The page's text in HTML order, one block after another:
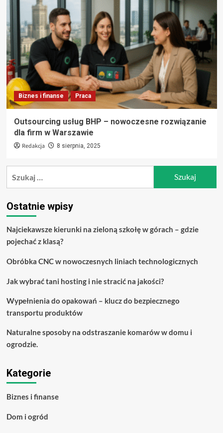
Biznes i finanse Praca
Outsourcing usług BHP – nowoczesne rozwiązanie
dla firm w Warszawie
Redakcja 8 sierpnia, 2025
Ostatnie wpisy
Najciekawsze kierunki na zieloną szkołę w górach – gdzie
pojechać z klasą?
Obróbka CNC w nowoczesnych liniach technologicznych
Jak wybrać tani hosting i nie stracić na jakości?
Wypełnienia do opakowań – klucz do bezpiecznego
transportu produktów
Naturalne sposoby na odstraszanie komarów w domu i
ogrodzie.
Kategorie
Biznes i finanse
Dom i ogród